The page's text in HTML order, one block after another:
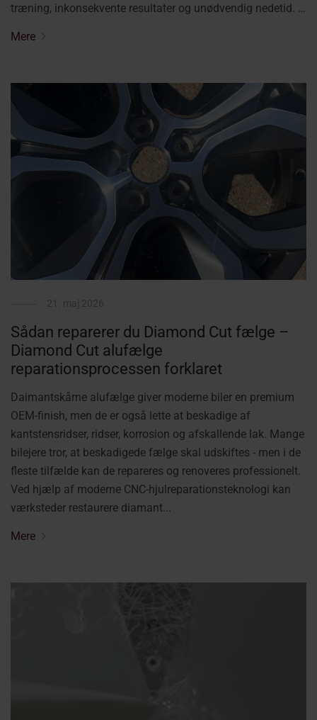
træning, inkonsekvente resultater og unødvendig nedetid. …
Mere
Sådan reparerer du Diamond Cut fælge –
Diamond Cut alufælge
reparationsprocessen forklaret
Daimantskårne alufælge giver moderne biler en premium
OEM-finish, men de er også lette at beskadige af
kantstensridser, ridser, korrosion og afskallende lak. Mange
bilejere tror, at beskadigede fælge skal udskiftes - men i de
fleste tilfælde kan de repareres og renoveres professionelt.
Ved hjælp af moderne CNC-hjulreparationsteknologi kan
værksteder restaurere diamant...
Mere